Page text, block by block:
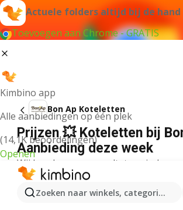
Actuele folders altijd bij de hand
Toevoegen aan Chrome - GRATIS
Kimbino app
Alle aanbiedingen op één plek
(14,1K beoordelingen)
Openen
Zoeken naar winkels, categorieën,
Bon Ap Koteletten
Prijzen 💥 Koteletten bij
Aanbieding deze week
Wij konden geen resultaten vinden
Andere producten in
Bon Ap Mango